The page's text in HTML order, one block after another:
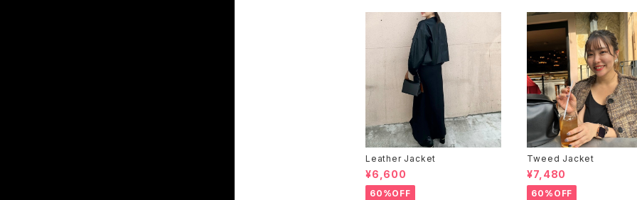
Leather Jacket
¥6,600
60%OFF
Tweed Jacket
¥7,480
60%OFF